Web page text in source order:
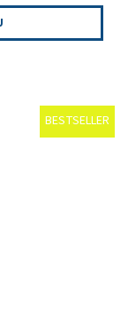
BESTSELLER